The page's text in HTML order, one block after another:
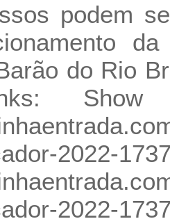
podem
do Rio
2022-
2022-